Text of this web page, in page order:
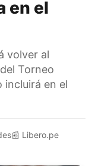
en el
volver al
Torneo
incluirá en el
📰 Libero.pe